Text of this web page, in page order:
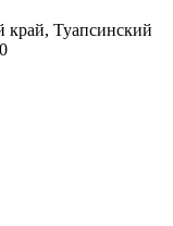
край, Туапсинский